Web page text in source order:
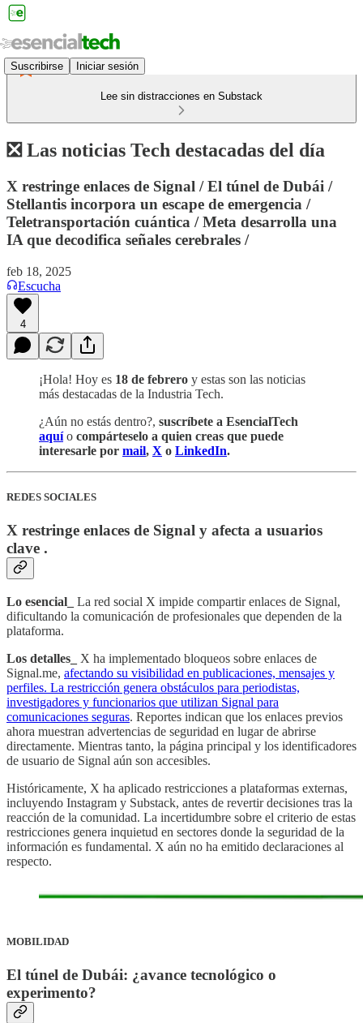
Suscribirse Iniciar sesión
Lee sin distracciones en Substack
❎ Las noticias Tech destacadas del día
X restringe enlaces de Signal / El túnel de Dubái /
Stellantis incorpora un escape de emergencia /
Teletransportación cuántica / Meta desarrolla una
IA que decodifica señales cerebrales /
feb 18, 2025
Escucha
4
¡Hola! Hoy es 18 de febrero y estas son las noticias
más destacadas de la Industria Tech.
¿Aún no estás dentro?, suscríbete a EsencialTech
aquí o compárteselo a quien creas que puede
interesarle por mail, X o LinkedIn.
REDES SOCIALES
X restringe enlaces de Signal y afecta a usuarios
clave .
Lo esencial_ La red social X impide compartir enlaces de Signal,
dificultando la comunicación de profesionales que dependen de la
plataforma.
Los detalles_ X ha implementado bloqueos sobre enlaces de
Signal.me, afectando su visibilidad en publicaciones, mensajes y
perfiles. La restricción genera obstáculos para periodistas,
investigadores y funcionarios que utilizan Signal para
comunicaciones seguras. Reportes indican que los enlaces previos
ahora muestran advertencias de seguridad en lugar de abrirse
directamente. Mientras tanto, la página principal y los identificadores
de usuario de Signal aún son accesibles.
Históricamente, X ha aplicado restricciones a plataformas externas,
incluyendo Instagram y Substack, antes de revertir decisiones tras la
reacción de la comunidad. La incertidumbre sobre el criterio de estas
restricciones genera inquietud en sectores donde la seguridad de la
información es fundamental. X aún no ha emitido declaraciones al
respecto.
MOBILIDAD
El túnel de Dubái: ¿avance tecnológico o
experimento?